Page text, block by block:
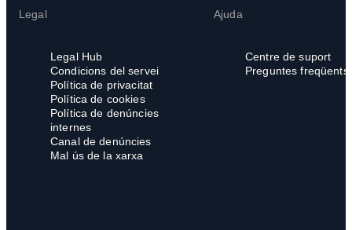
Legal
Legal Hub
Condicions del servei
Política de privacitat
Política de cookies
Política de denúncies
internes
Canal de denúncies
Mal ús de la xarxa
Ajuda
Centre de suport
Preguntes freqüents